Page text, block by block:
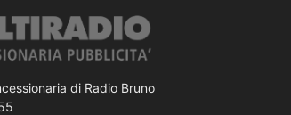
di Radio Bruno